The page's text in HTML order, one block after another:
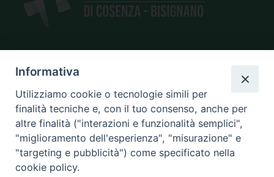
SEDE
piazza Giano Parrasio, 16
87100 Cosenza
CONTATTI
Informativa
Utilizziamo cookie o tecnologie simili per
finalità tecniche e, con il tuo consenso, anche per
altre finalità ("interazioni e funzionalità semplici",
"miglioramento dell'esperienza", "misurazione" e
"targeting e pubblicità") come specificato nella
cookie policy.